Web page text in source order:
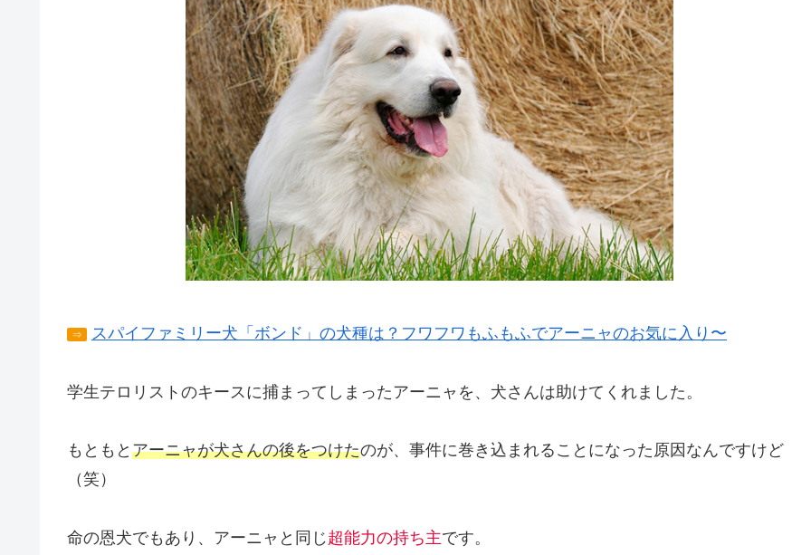
⇒ スパイファミリー犬「ボンド」の犬種は？フワフワもふもふでアーニャのお気に入り〜
学生テロリストのキースに捕まってしまったアーニャを、犬さんは助けてくれました。
もともと アーニャが犬さんの後をつけたのが、事件に巻き込まれることになった原因なんですけど
（笑）
命の恩犬でもあり、アーニャと同じ超能力の持ち主です。